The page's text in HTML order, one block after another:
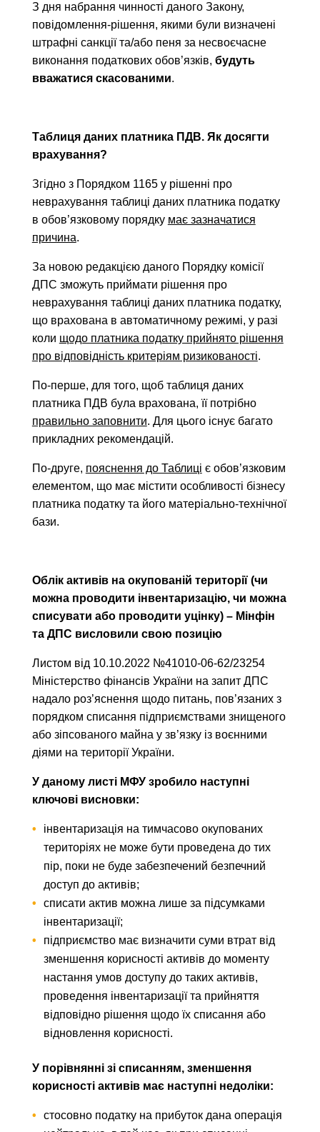
З дня набрання чинності даного Закону,
повідомлення-рішення, якими були визначені
штрафні санкції та/або пеня за несвоєчасне
виконання податкових обов’язків, будуть
вважатися скасованими.
Таблиця даних платника ПДВ. Як досягти
врахування?
Згідно з Порядком 1165 у рішенні про
неврахування таблиці даних платника податку
в обов’язковому порядку має зазначатися
причина.
За новою редакцією даного Порядку комісії
ДПС зможуть приймати рішення про
неврахування таблиці даних платника податку,
що врахована в автоматичному режимі, у разі
коли щодо платника податку прийнято рішення
про відповідність критеріям ризикованості.
По-перше, для того, щоб таблиця даних
платника ПДВ була врахована, її потрібно
правильно заповнити. Для цього існує багато
прикладних рекомендацій.
По-друге, пояснення до Таблиці є обов’язковим
елементом, що має містити особливості бізнесу
платника податку та його матеріально-технічної
бази.
Облік активів на окупованій території (чи
можна проводити інвентаризацію, чи можна
списувати або проводити уцінку) – Мінфін
та ДПС висловили свою позицію
Листом від 10.10.2022 №41010-06-62/23254
Міністерство фінансів України на запит ДПС
надало роз’яснення щодо питань, пов’язаних з
порядком списання підприємствами знищеного
або зіпсованого майна у зв’язку із воєнними
діями на території України.
У даному листі МФУ зробило наступні
ключові висновки:
інвентаризація на тимчасово окупованих
територіях не може бути проведена до тих
пір, поки не буде забезпечений безпечний
доступ до активів;
списати актив можна лише за підсумками
інвентаризації;
підприємство має визначити суми втрат від
зменшення корисності активів до моменту
настання умов доступу до таких активів,
проведення інвентаризації та прийняття
відповідно рішення щодо їх списання або
відновлення корисності.
У порівнянні зі списанням, зменшення
корисності активів має наступні недоліки:
стосовно податку на прибуток дана операція